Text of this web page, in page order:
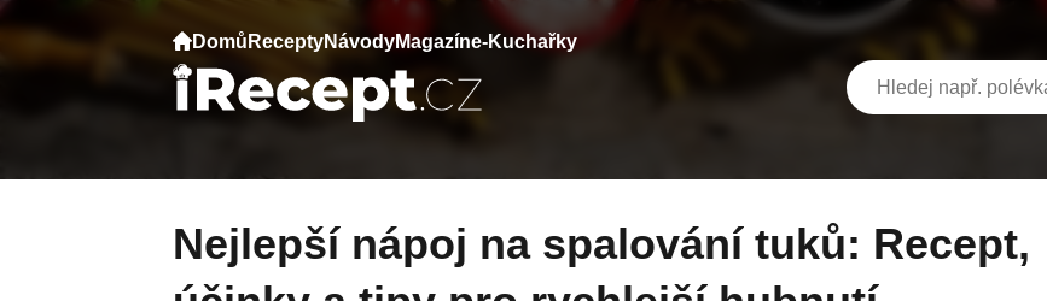
Domů ReceptyNávodyMagazíne-Kuchařky
Nejlepší nápoj na spalování tuků: Recept,